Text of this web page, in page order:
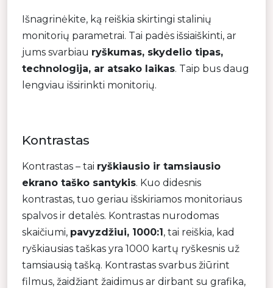
Išnagrinėkite, ką reiškia skirtingi stalinių
monitorių parametrai. Tai padės išsiaiškinti, ar
jums svarbiau ryškumas, skydelio tipas,
technologija, ar atsako laikas. Taip bus daug
lengviau išsirinkti monitorių.
Kontrastas
Kontrastas – tai ryškiausio ir tamsiausio
ekrano taško santykis. Kuo didesnis
kontrastas, tuo geriau išskiriamos monitoriaus
spalvos ir detalės. Kontrastas nurodomas
skaičiumi, pavyzdžiui, 1000:1, tai reiškia, kad
ryškiausias taškas yra 1000 kartų ryškesnis už
tamsiausią tašką. Kontrastas svarbus žiūrint
filmus, žaidžiant žaidimus ar dirbant su grafika,